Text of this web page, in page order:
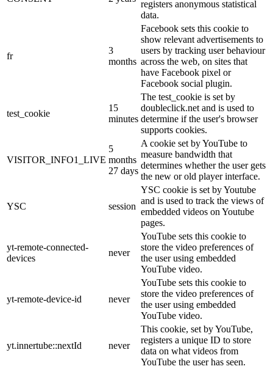
registers anonymous statistical
data.
fr
3
months
Facebook sets this cookie to
show relevant advertisements to
users by tracking user behaviour
across the web, on sites that
have Facebook pixel or
Facebook social plugin.
test_cookie
15
minutes
The test_cookie is set by
doubleclick.net and is used to
determine if the user's browser
supports cookies.
VISITOR_INFO1_LIVE
5
months
27 days
A cookie set by YouTube to
measure bandwidth that
determines whether the user gets
the new or old player interface.
YSC session
YSC cookie is set by Youtube
and is used to track the views of
embedded videos on Youtube
pages.
yt-remote-connected-
devices
never
YouTube sets this cookie to
store the video preferences of
the user using embedded
YouTube video.
yt-remote-device-id never
YouTube sets this cookie to
store the video preferences of
the user using embedded
YouTube video.
yt.innertube::nextId never
This cookie, set by YouTube,
registers a unique ID to store
data on what videos from
YouTube the user has seen.